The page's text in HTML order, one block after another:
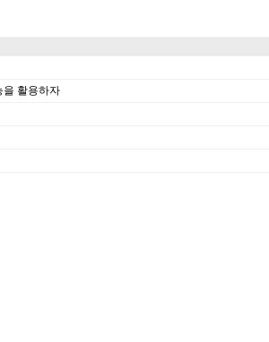
을 활용하자